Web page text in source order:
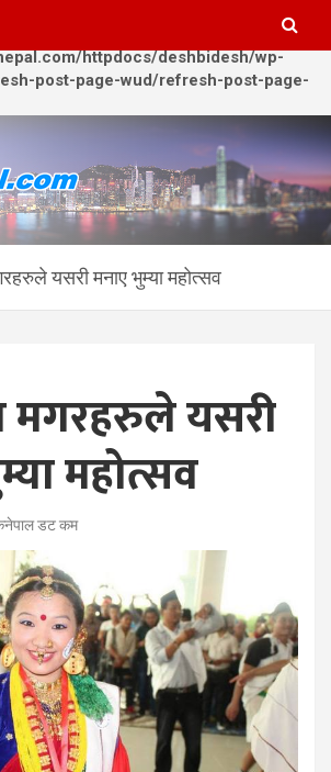
array offset on value of type bool in
httpdocs/deshbidesh/wp-
post-page-wud/refresh-post-page-
– हङकङबाट
नेपाली अनलाईन
hk nepal, hk nepal com
यसरी मनाए भुम्या महोत्सव
मगरहरुले यसरी
महोत्सव
डट कम